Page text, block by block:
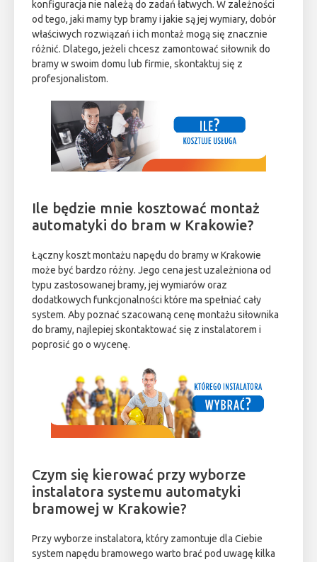
konfiguracja nie należą do zadań łatwych. W zależności
od tego, jaki mamy typ bramy i jakie są jej wymiary, dobór
właściwych rozwiązań i ich montaż mogą się znacznie
różnić. Dlatego, jeżeli chcesz zamontować siłownik do
bramy w swoim domu lub firmie, skontaktuj się z
profesjonalistom.
Ile będzie mnie kosztować montaż
automatyki do bram w Krakowie?
Łączny koszt montażu napędu do bramy w Krakowie
może być bardzo różny. Jego cena jest uzależniona od
typu zastosowanej bramy, jej wymiarów oraz
dodatkowych funkcjonalności które ma spełniać cały
system. Aby poznać szacowaną cenę montażu siłownika
do bramy, najlepiej skontaktować się z instalatorem i
poprosić go o wycenę.
Czym się kierować przy wyborze
instalatora systemu automatyki
bramowej w Krakowie?
Przy wyborze instalatora, który zamontuje dla Ciebie
system napędu bramowego warto brać pod uwagę kilka